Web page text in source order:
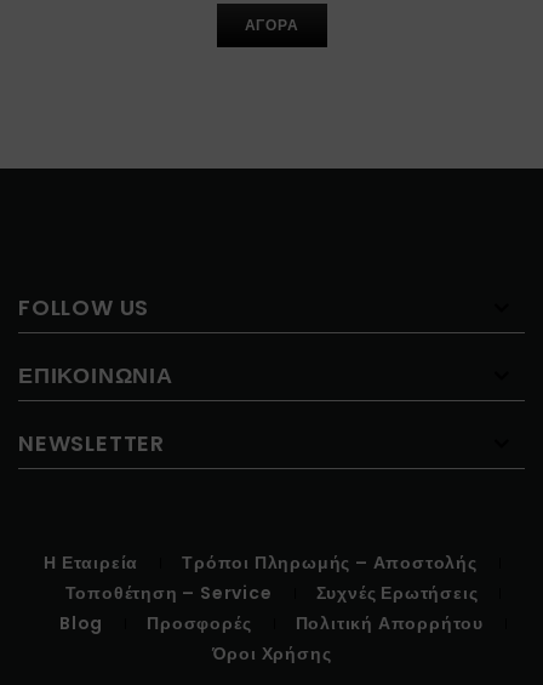
ΑΓΟΡΑ
FOLLOW US
ΕΠΙΚΟΙΝΩΝΊΑ
NEWSLETTER
Η Εταιρεία
Τρόποι Πληρωμής – Αποστολής
Τοποθέτηση – Service
Συχνές Ερωτήσεις
Blog
Προσφορές
Πολιτική Απορρήτου
Όροι Χρήσης